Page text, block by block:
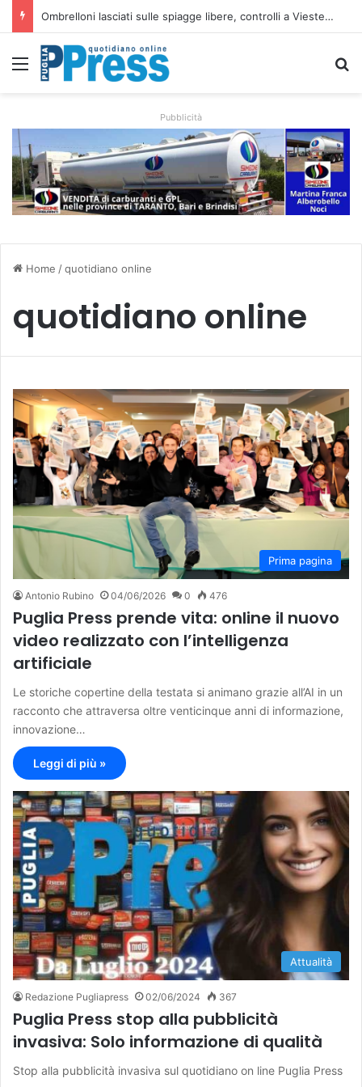
Ombrelloni lasciati sulle spiagge libere, controlli a Vieste e Peschici: liberati oltre 5mila metri quadrati
Menu
Pubblicità
Home /quotidiano online
quotidiano online
Prima pagina
Antonio Rubino 04/06/2026 0 476
Puglia Press prende vita: online il nuovo
video realizzato con l’intelligenza
artificiale
Le storiche copertine della testata si animano grazie all’AI in un
racconto che attraversa oltre venticinque anni di informazione,
innovazione…
Leggi di più »
Attualità
Redazione Pugliapress 02/06/2024 367
Puglia Press stop alla pubblicità
invasiva: Solo informazione di qualità
Stop alla pubblicità invasiva sul quotidiano on line Puglia Press